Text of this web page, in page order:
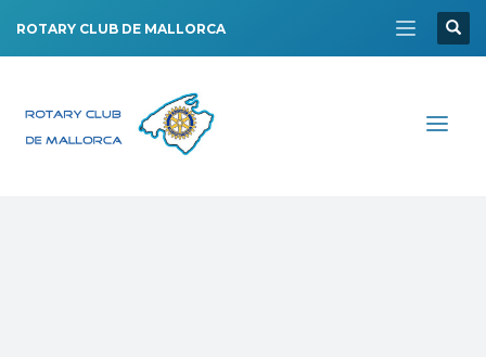
ROTARY CLUB DE MALLORCA